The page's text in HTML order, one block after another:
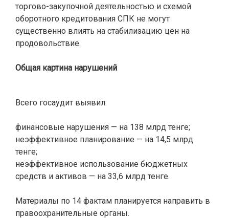
торгово-закупочной деятельностью и схемой
оборотного кредитования СПК не могут
существенно влиять на стабилизацию цен на
продовольствие.
Общая картина нарушений
Всего госаудит выявил:
финансовые нарушения — на 138 млрд тенге;
неэффективное планирование — на 14,5 млрд
тенге;
неэффективное использование бюджетных
средств и активов — на 33,6 млрд тенге.
Материалы по 14 фактам планируется направить в
правоохранительные органы.